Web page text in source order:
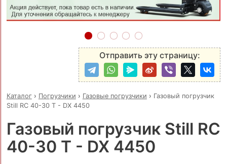
Отправить эту страницу:
Каталог› Погрузчики › Газовые погрузчики › Газовый погрузчик
Still RC 40-30 T - DX 4450
Газовый погрузчик Still RC
40-30 T - DX 4450